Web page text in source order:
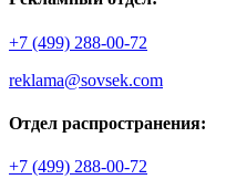
+7 (499) 288-00-72
reklama@sovsek.com
Отдел распространения:
+7 (499) 288-00-72